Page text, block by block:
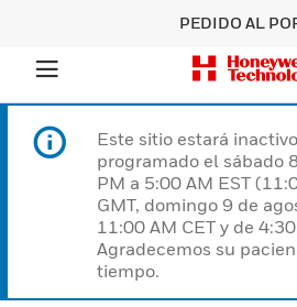
PEDIDO AL
Este sitio estará
programado el sábado
PM a 5:00 AM EST
GMT, domingo 9 de
11:00 AM CET y de
Agradecemos su
tiempo.